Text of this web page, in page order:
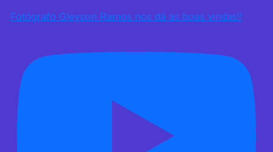
Fotógrafo Gleyson Ramos nos dá as boas vindas!!